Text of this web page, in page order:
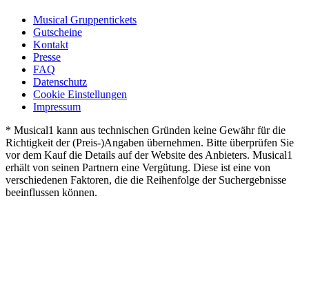
Musical Gruppentickets
Gutscheine
Kontakt
Presse
FAQ
Datenschutz
Cookie Einstellungen
Impressum
* Musical1 kann aus technischen Gründen keine Gewähr für die
Richtigkeit der (Preis-)Angaben übernehmen. Bitte überprüfen Sie
vor dem Kauf die Details auf der Website des Anbieters. Musical1
erhält von seinen Partnern eine Vergütung. Diese ist eine von
verschiedenen Faktoren, die die Reihenfolge der Suchergebnisse
beeinflussen können.